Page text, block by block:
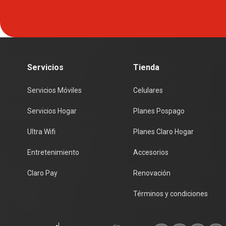
Servicios
Servicios Móviles
Servicios Hogar
Ultra Wifi
Entretenimiento
Claro Pay
Tienda
Celulares
Planes Pospago
Planes Claro Hogar
Accesorios
Renovación
Términos y condiciones